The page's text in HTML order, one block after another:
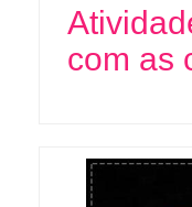
com as